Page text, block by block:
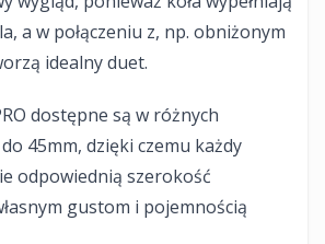
a w połączeniu z, np. obniżonym
idealny duet.
dostępne są w różnych
45mm, dzięki czemu każdy
odpowiednią szerokość
gustom i pojemnością